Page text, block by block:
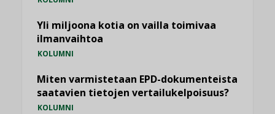
Yli miljoona kotia on vailla toimivaa
ilmanvaihtoa
KOLUMNI
Miten varmistetaan EPD-dokumenteista
saatavien tietojen vertailukelpoisuus?
KOLUMNI